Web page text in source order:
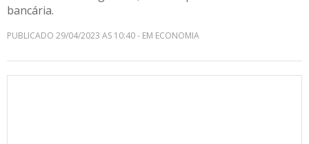
bancária.
PUBLICADO 29/04/2023 AS 10:40 - EM ECONOMIA